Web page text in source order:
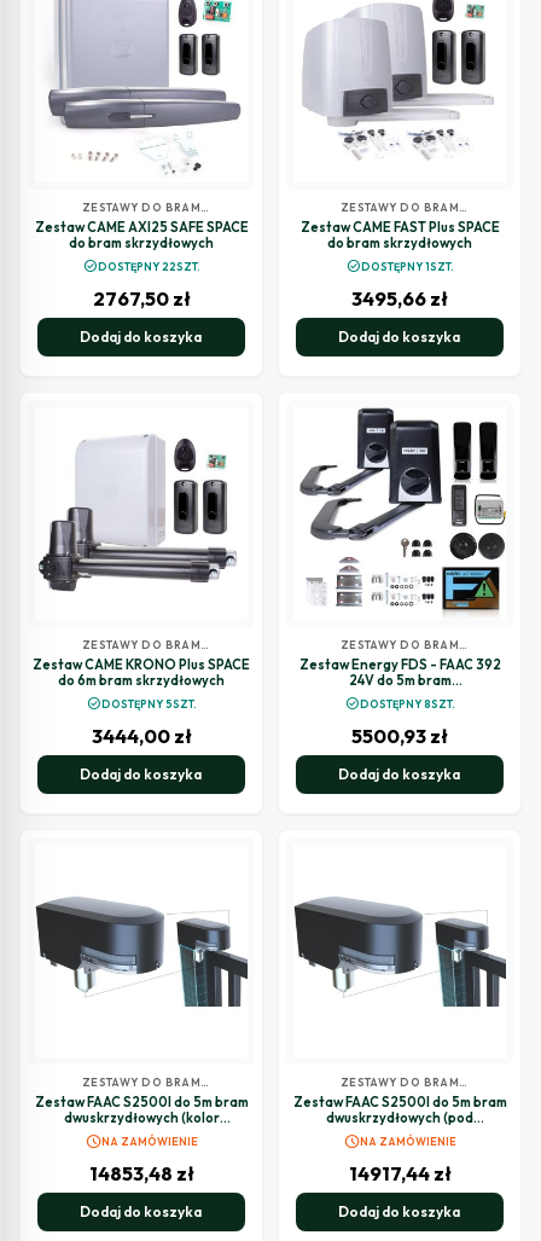
ZESTAWY DO BRAM
SKRZYDŁOWYCH
Zestaw CAME AXI25 SAFE SPACE
do bram skrzydłowych
check_circleDOSTĘPNY 22SZT.
2767,50 zł
Dodaj do koszyka
ZESTAWY DO BRAM
SKRZYDŁOWYCH
Zestaw CAME FAST Plus SPACE
do bram skrzydłowych
check_circleDOSTĘPNY 1SZT.
3495,66 zł
Dodaj do koszyka
ZESTAWY DO BRAM
SKRZYDŁOWYCH
Zestaw CAME KRONO Plus SPACE
do 6m bram skrzydłowych
check_circleDOSTĘPNY 5SZT.
3444,00 zł
Dodaj do koszyka
ZESTAWY DO BRAM
SKRZYDŁOWYCH
Zestaw Energy FDS - FAAC 392
24V do 5m bram
dwuskrzydłowych
check_circleDOSTĘPNY 8SZT.
5500,93 zł
Dodaj do koszyka
ZESTAWY DO BRAM
SKRZYDŁOWYCH
Zestaw FAAC S2500I do 5m bram
dwuskrzydłowych (kolor
RAL7021)
scheduleNA ZAMÓWIENIE
14853,48 zł
Dodaj do koszyka
ZESTAWY DO BRAM
SKRZYDŁOWYCH
Zestaw FAAC S2500I do 5m bram
dwuskrzydłowych (pod
malowanie)
scheduleNA ZAMÓWIENIE
14917,44 zł
Dodaj do koszyka